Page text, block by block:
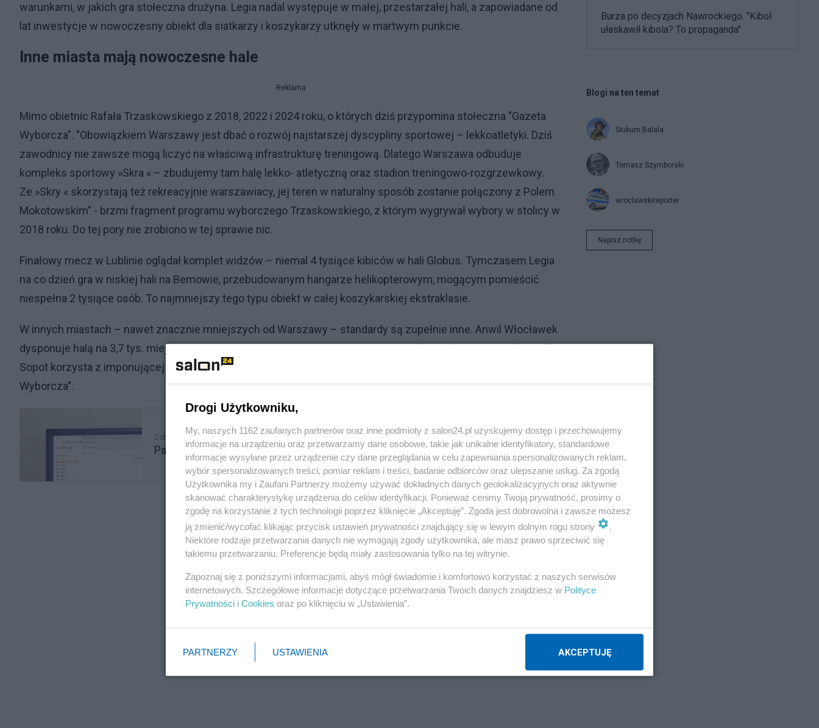
warunkami, w jakich gra stołeczna drużyna. Legia nadal występuje w małej, przestarzałej hali, a zapowiadane od
lat inwestycje w nowoczesny obiekt dla siatkarzy i koszykarzy utknęły w martwym punkcie.
Inne miasta mają nowoczesne hale
Reklama
Mimo obietnic Rafała Trzaskowskiego z 2018, 2022 i 2024 roku, o których dziś przypomina stołeczna "Gazeta
Wyborcza". "Obowiązkiem Warszawy jest dbać o rozwój najstarszej dyscypliny sportowej – lekkoatletyki. Dziś
zawodnicy nie zawsze mogą liczyć na właściwą infrastrukturę treningową. Dlatego Warszawa odbuduje
kompleks sportowy »Skra « – zbudujemy tam halę lekko- atletyczną oraz stadion treningowo-rozgrzewkowy.
Ze »Skry « skorzystają też rekreacyjnie warszawiacy, jej teren w naturalny sposób zostanie połączony z Polem
Mokotowskim" - brzmi fragment programu wyborczego Trzaskowskiego, z którym wygrywał wybory w stolicy w
2018 roku. Do tej pory nie zrobiono w tej sprawie nic.
Finałowy mecz w Lublinie oglądał komplet widzów – niemal 4 tysiące kibiców w hali Globus. Tymczasem Legia
na co dzień gra w niskiej hali na Bemowie, przebudowanym hangarze helikopterowym, mogącym pomieścić
niespełna 2 tysiące osób. To najmniejszy tego typu obiekt w całej koszykarskiej ekstraklasie.
W innych miastach – nawet znacznie mniejszych od Warszawy – standardy są zupełnie inne. Anwil Włocławek
dysponuje halą na 3,7 tys. miejsc, King Szczecin gra w nowoczesnej Netto Arenie (ponad 5 tys. miejsc), a Trefl
Sopot korzysta z imponującej Ergo Areny, która może pomieścić aż 15 tys. widzów - przypomina "Gazeta
Wyborcza".
Zobacz także
Padła ofiarą wyłudzenia. Sąd obciążył poszkodowaną i nasłał komornika
Burza po decyzjach Nawrockiego. "Kibol
ułaskawił kibola? To propaganda"
Blogi na ten temat
Siukum Balala
Tomasz Szymborski
wroclawskireporter
Napisz notkę
Drogi Użytkowniku,
My, naszych 1162 zaufanych partnerów oraz inne podmioty z salon24.pl uzyskujemy dostęp i przechowujemy
informacje na urządzeniu oraz przetwarzamy dane osobowe, takie jak unikalne identyfikatory, standardowe
informacje wysyłane przez urządzenie czy dane przeglądania w celu zapewniania spersonalizowanych reklam,
wybór spersonalizowanych treści, pomiar reklam i treści, badanie odbiorców oraz ulepszanie usług. Za zgodą
Użytkownika my i Zaufani Partnerzy możemy używać dokładnych danych geolokalizacyjnych oraz aktywnie
skanować charakterystykę urządzenia do celów identyfikacji. Ponieważ cenimy Twoją prywatność, prosimy o
zgodę na korzystanie z tych technologii poprzez kliknięcie „Akceptuję”. Zgoda jest dobrowolna i zawsze możesz
ją zmienić/wycofać klikając przycisk ustawień prywatności znajdujący się w lewym dolnym rogu strony
.
Niektóre rodzaje przetwarzania danych nie wymagają zgody użytkownika, ale masz prawo sprzeciwić się
takiemu przetwarzaniu. Preferencje będą miały zastosowania tylko na tej witrynie.
Zapoznaj się z poniższymi informacjami, abyś mógł świadomie i komfortowo korzystać z naszych serwisów
internetowych. Szczegółowe informacje dotyczące przetwarzania Twoich danych znajdziesz w Polityce
Prywatności i Cookies oraz po kliknięciu w „Ustawienia”.
PARTNERZY USTAWIENIA AKCEPTUJĘ